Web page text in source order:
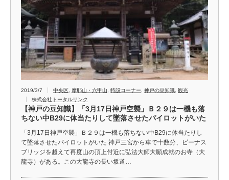
2019/3/7 中央区 摩耶山・六甲山 特設コーナー 神戸の豆知識
観光
株式会社トータルリンク
【神戸の豆知識】「3月17日神戸空襲」Ｂ２９は一機も落
ちない中B29に体当たりして墜落させたパイロットがいた
「3月17日神戸空襲」Ｂ２９は一機も落ちない中B29に体当たりし
て墜落させたパイロットがいた 神戸三宮から車で十数分、ビーナス
ブリッジを越えて再度山の頂上付近に弘法大師大願成就のお寺（大
龍寺）がある。この大龍寺の長い坂道…